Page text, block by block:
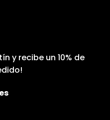
y recibe un 10% de